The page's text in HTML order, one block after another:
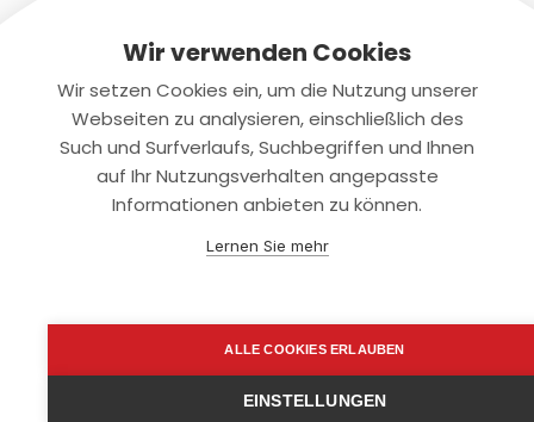
Rechtliches
Datenschutz
support@smartkuendigen.de
Wir verwenden Cookies
Wir setzen Cookies ein, um die Nutzung unserer
Webseiten zu analysieren, einschließlich des
Such und Surfverlaufs, Suchbegriffen und Ihnen
auf Ihr Nutzungsverhalten angepasste
Informationen anbieten zu können.
Lernen Sie mehr
ALLE COOKIES ERLAUBEN
EINSTELLUNGEN